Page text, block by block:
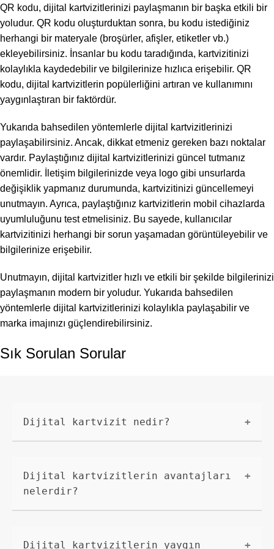
QR kodu, dijital kartvizitlerinizi paylaşmanın bir başka etkili bir
yoludur. QR kodu oluşturduktan sonra, bu kodu istediğiniz
herhangi bir materyale (broşürler, afişler, etiketler vb.)
ekleyebilirsiniz. İnsanlar bu kodu taradığında, kartvizitinizi
kolaylıkla kaydedebilir ve bilgilerinize hızlıca erişebilir. QR
kodu, dijital kartvizitlerin popülerliğini artıran ve kullanımını
yaygınlaştıran bir faktördür.
Yukarıda bahsedilen yöntemlerle dijital kartvizitlerinizi
paylaşabilirsiniz. Ancak, dikkat etmeniz gereken bazı noktalar
vardır. Paylaştığınız dijital kartvizitlerinizi güncel tutmanız
önemlidir. İletişim bilgilerinizde veya logo gibi unsurlarda
değişiklik yapmanız durumunda, kartvizitinizi güncellemeyi
unutmayın. Ayrıca, paylaştığınız kartvizitlerin mobil cihazlarda
uyumluluğunu test etmelisiniz. Bu sayede, kullanıcılar
kartvizitinizi herhangi bir sorun yaşamadan görüntüleyebilir ve
bilgilerinize erişebilir.
Unutmayın, dijital kartvizitler hızlı ve etkili bir şekilde bilgilerinizi
paylaşmanın modern bir yoludur. Yukarıda bahsedilen
yöntemlerle dijital kartvizitlerinizi kolaylıkla paylaşabilir ve
marka imajınızı güçlendirebilirsiniz.
Sık Sorulan Sorular
Dijital kartvizit nedir?
ortama taşınmış halidir. İş
bilgilerinizi elektronik olarak
depolayarak, hızlı ve kolay bir
Dijital kartvizitlerin avantajları
nelerdir?
Dijital kartvizitlerin yaygın